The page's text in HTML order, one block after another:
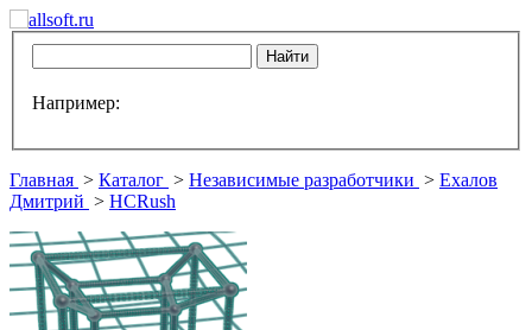
Например:
Главная > Каталог > Независимые разработчики > Ехалов
Дмитрий > HCRush